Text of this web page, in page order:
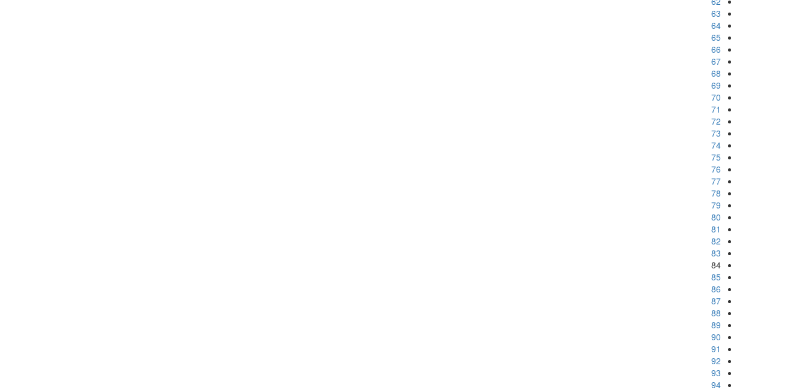
63
64
65
66
67
68
69
70
71
72
73
74
75
76
77
78
79
80
81
82
83
84
85
86
87
88
89
90
91
92
93
94